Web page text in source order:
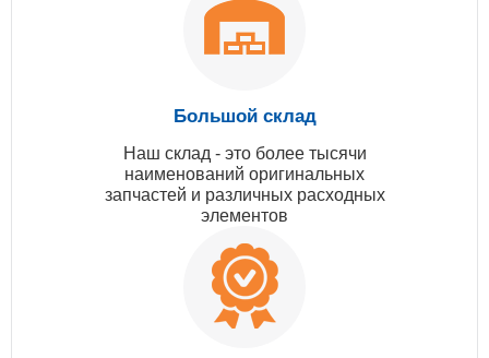
Большой склад
Наш склад - это более тысячи
наименований оригинальных
запчастей и различных расходных
элементов